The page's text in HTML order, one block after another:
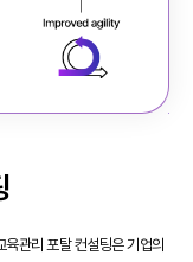
관리 포탈 컨설팅은 기업의